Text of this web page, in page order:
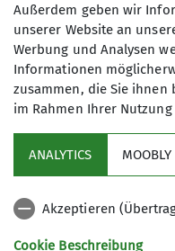
9.40 Uhr: Mit dem
hoch zur Bergstation
entlang der
Bonacossa fast
Klettersteigset gut
Außerdem geben wir
unserer Website an
Werbung und Analysen
Informationen
zusammen, die Sie
im Rahmen Ihrer
ANALYTICS MOOBLY
Akzeptieren
Cookie Beschreibung